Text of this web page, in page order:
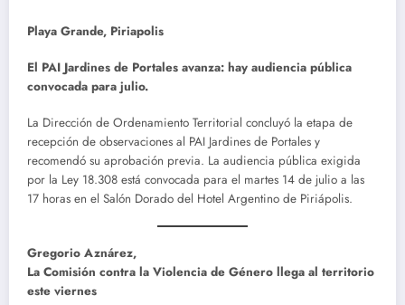
Playa Grande, Piriapolis
El PAI Jardines de Portales avanza: hay audiencia pública
convocada para julio.
La Dirección de Ordenamiento Territorial concluyó la etapa de
recepción de observaciones al PAI Jardines de Portales y
recomendó su aprobación previa. La audiencia pública exigida
por la Ley 18.308 está convocada para el martes 14 de julio a las
17 horas en el Salón Dorado del Hotel Argentino de Piriápolis.
Gregorio Aznárez,
La Comisión contra la Violencia de Género llega al territorio
este viernes